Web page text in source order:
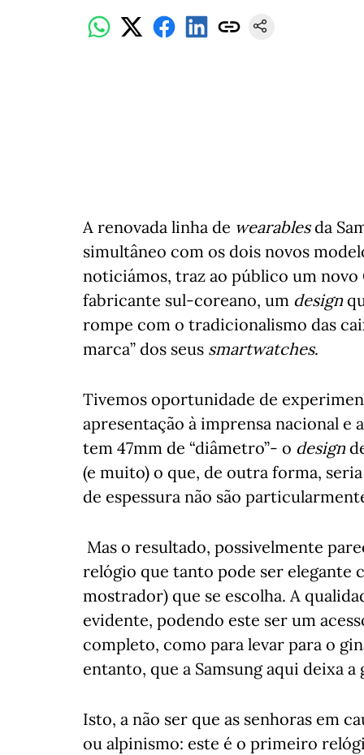
A renovada linha de wearablesda
simultâneo com os dois novos
noticiámos, traz ao público um novo
fabricante sul-coreano, um design
rompe com o tradicionalismo das
marca” dos seus smartwatches.
Tivemos oportunidade de
apresentação à imprensa nacional
tem 47mm de “diâmetro”- o design
(e muito) o que, de outra forma, seria
de espessura não são
Mas o resultado, possivelmente
relógio que tanto pode ser elegante
mostrador) que se escolha. A
evidente, podendo este ser um
completo, como para levar para o
entanto, que a Samsung aqui deixa
Isto, a não ser que as senhoras em
ou alpinismo: este é o primeiro